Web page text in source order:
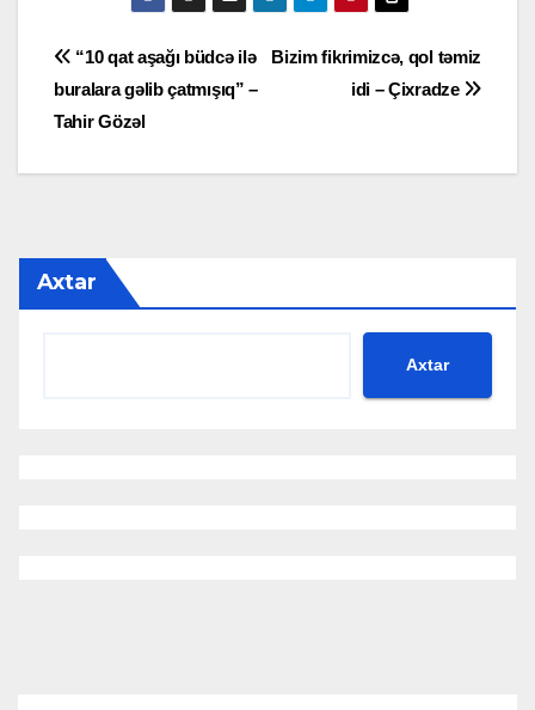
Yazı
naviqasiyası
Bizim fikrimizcə, qol təmiz
idi – Çixradze
“10 qat aşağı büdcə ilə
buralara gəlib çatmışıq” –
Tahir Gözəl
Axtar
Axtar